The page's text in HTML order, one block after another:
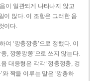
이 일관되게 나타나지 않고
이 많다. 이 조항은 그러한 음
이다.
‘깡충깡충’으로 정했다. 이
, 깡쫑깡쫑’으로 쓰지 않는다.
대응형은 각각 ‘껑충껑충, 겅
와 짝을 이루는 말은 ‘깡총하